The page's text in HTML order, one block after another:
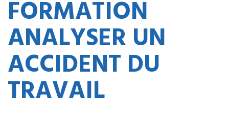
FORMATION
ANALYSER UN
ACCIDENT DU
TRAVAIL